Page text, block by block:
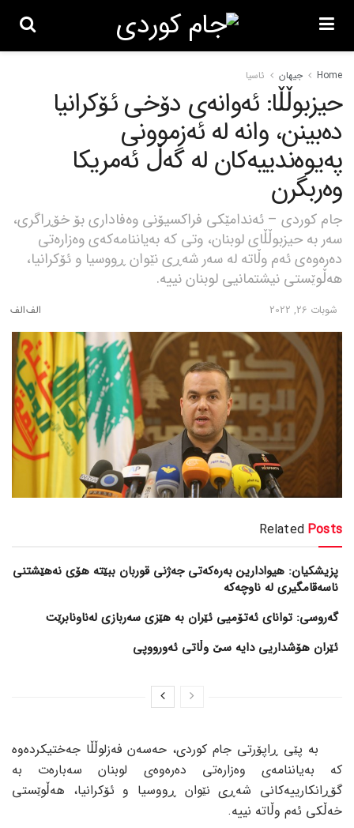
Home جیهان ئاسیا
حیزبوڵڵا: ئەوانەی دۆخی ئۆکرانیا
دەبینن، وانە لە ئەزموونی
پەیوەندییەکان لە گەڵ ئەمریکا
وەربگرن
جام کوردی – ئەندامێکی فراکسیۆنی وەفاداری بۆ خۆڕاگری،
سەر بە حیزبوڵڵای لوبنان، وتی کە بەیاننامەکەی وەزارەتی
دەرەوەی ئەم وڵاتە لە سەر شەڕی نێوان ڕووسیا و ئۆکرانیا،
هەڵوێستی نیشتمانیی لوبنان نییە.
شوبات 26, 2022
Related Posts
پزیشکیان: هیوادارین بەرەکەتی جەژنی قوربان ببێتە هۆی نەهێشتنی
ناسەقامگیری لە ناوچەکە
گەروسی: توانای ئەتۆمیی ئێران بە هێزی سەربازی لەناونابرێت
ئێران هۆشداریی دایە سێ وڵاتی ئەورووپی
بە پێی ڕاپۆرتی جام کوردی، حەسەن فەزلوڵڵا جەختیکردەوە
کە بەیاننامەی وەزارەتی دەرەوەی لوبنان سەبارەت بە
گۆڕانکارییەکانی شەڕی نێوان ڕووسیا و ئۆکرانیا، هەڵوێستی
خەڵکی ئەم وڵاتە نییە.